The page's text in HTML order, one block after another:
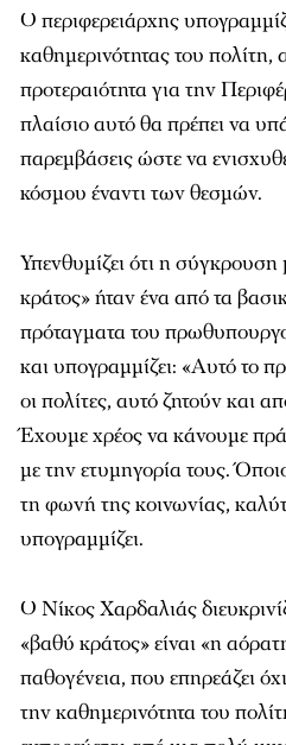
Ο περιφερειάρχης
καθημερινότητας του πολίτη,
προτεραιότητα για την
πλαίσιο αυτό θα πρέπει να
παρεμβάσεις ώστε να
κόσμου έναντι των θεσμών.
Υπενθυμίζει ότι η σύγκρουση
κράτος» ήταν ένα από τα
πρόταγματα του
και υπογραμμίζει: «Αυτό το
οι πολίτες, αυτό ζητούν και
Έχουμε χρέος να κάνουμε
με την ετυμηγορία τους.
τη φωνή της κοινωνίας,
υπογραμμίζει.
Ο Νίκος Χαρδαλιάς
«βαθύ κράτος» είναι «η
παθογένεια, που επηρεάζει
την καθημερινότητα του